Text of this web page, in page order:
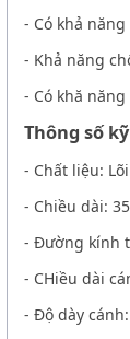
- Có khả
- Khả năng
- Có khă
Thông số
- Chất liệu:
- Chiều dài:
- Đường kính
- CHiều dài
- Độ dày